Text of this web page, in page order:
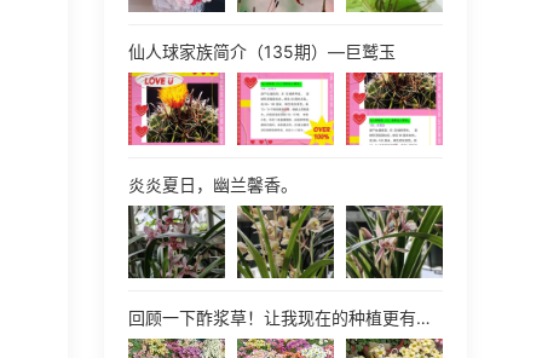
仙人球家族简介（135期）—巨鹫玉
炎炎夏日，幽兰馨香。
回顾一下酢浆草！让我现在的种植更有信心！